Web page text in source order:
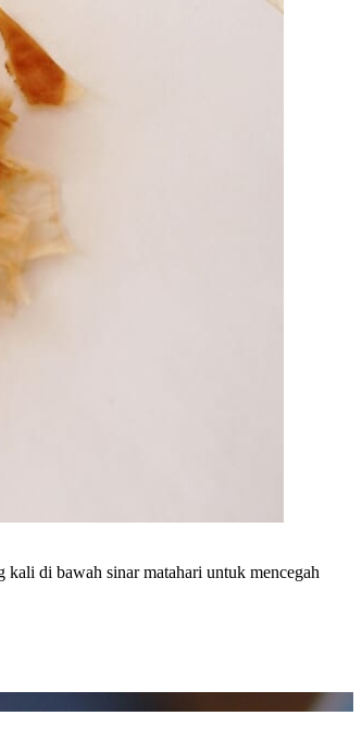
di bawah sinar matahari untuk mencegah